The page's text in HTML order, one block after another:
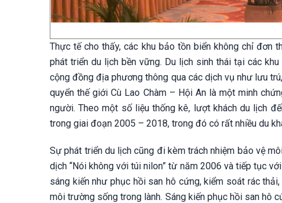
Thực tế cho thấy, các khu bảo tồn biển không chỉ đơn
phát triển du lịch bền vững. Du lịch sinh thái tại các
cộng đồng địa phương thông qua các dịch vụ như lưu
quyển thế giới Cù Lao Chàm – Hội An là một minh
người. Theo một số liệu thống kê, lượt khách du lịch
trong giai đoạn 2005 – 2018, trong đó có rất nhiều du
Sự phát triển du lịch cũng đi kèm trách nhiệm bảo vệ
dịch “Nói không với túi nilon” từ năm 2006 và tiếp tục
sáng kiến như phục hồi san hô cứng, kiểm soát rác
môi trường sống trong lành. Sáng kiến phục hồi san hô